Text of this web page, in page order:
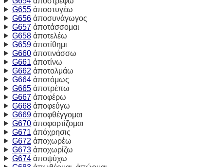
G655ἀποστυγέω
G656ἀποσυνάγωγος
G657ἀποτάσσομαι
G658ἀποτελέω
G659ἀποτίθημι
G660ἀποτινάσσω
G661 ἀποτίνω
G662 ἀποτολμάω
G664ἀποτόμως
G665ἀποτρέπω
G667ἀποφέρω
G668ἀποφεύγω
G669ἀποφθέγγομαι
G670ἀποφορτίζομαι
G671 ἀπόχρησις
G672 ἀποχωρέω
G673ἀποχωρίζω
G674ἀποψύχω